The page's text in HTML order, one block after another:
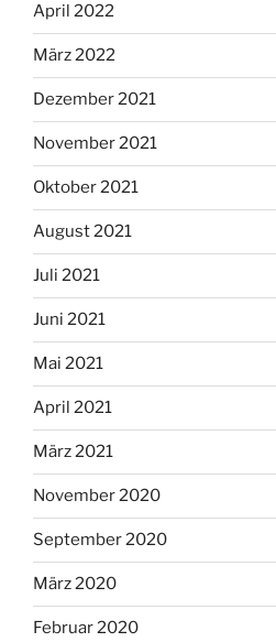
April 2022
März 2022
Dezember 2021
November 2021
Oktober 2021
August 2021
Juli 2021
Juni 2021
Mai 2021
April 2021
März 2021
November 2020
September 2020
März 2020
Februar 2020